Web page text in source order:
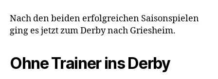
Nach den beiden erfolgreichen Saisonspielen
ging es jetzt zum Derby nach Griesheim.
Ohne Trainer ins Derby